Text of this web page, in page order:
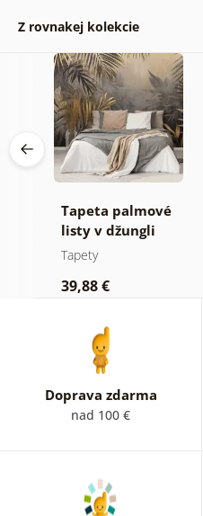
Z rovnakej kolekcie
Tapeta palmové
listy v džungli
Tapety
39,88 €
Doprava zdarma
nad 100 €